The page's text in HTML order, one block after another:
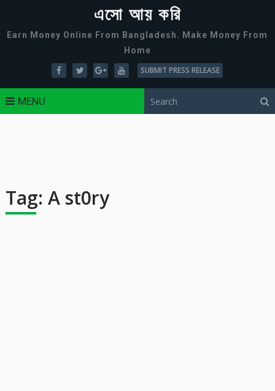
এসো আয় করি
Earn Money Online From Bangladesh. Make Money From
Home
SUBMIT PRESS RELEASE
MENU
Tag: A st0ry